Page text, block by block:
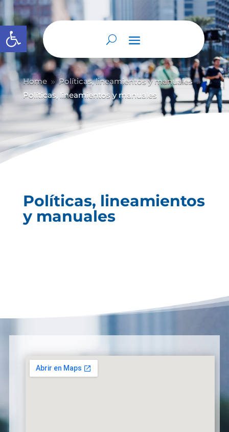
Abrir barra de herramientas
Home 9 Políticas, lineamientos y manuales 9
Políticas, lineamientos y manuales
Políticas, lineamientos
y manuales